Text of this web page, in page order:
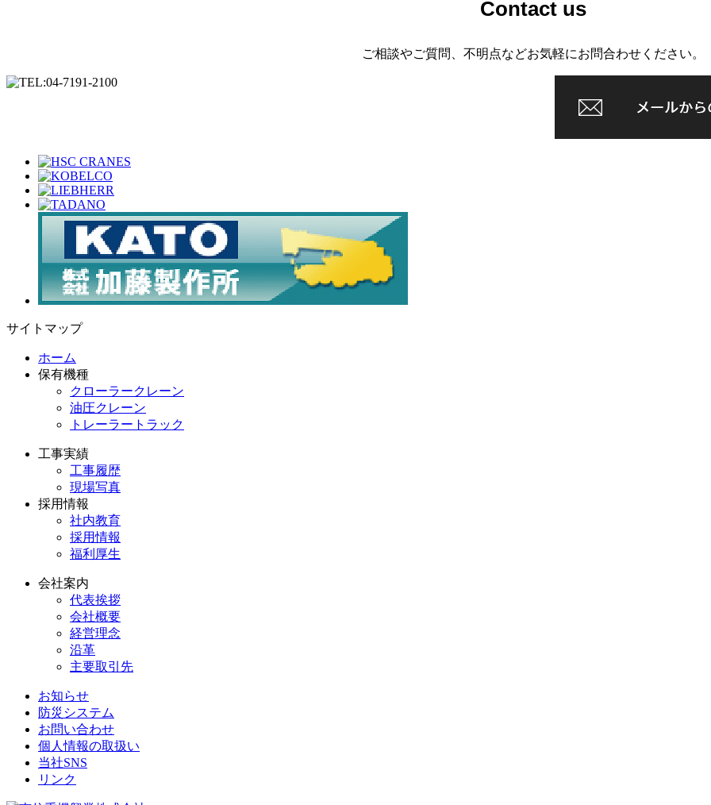
ご相談やご質問、不明点などお気軽にお問合わせください。
サイトマップ
ホーム
保有機種
クローラークレーン
油圧クレーン
トレーラートラック
工事実績
工事履歴
現場写真
採用情報
社内教育
採用情報
福利厚生
会社案内
代表挨拶
会社概要
経営理念
沿革
主要取引先
お知らせ
防災システム
お問い合わせ
個人情報の取扱い
当社SNS
リンク